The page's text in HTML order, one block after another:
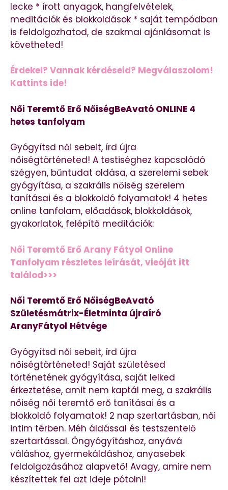
lecke * írott anyagok, hangfelvételek,
meditációk és blokkoldások * saját tempódban
is feldolgozhatod, de szakmai ajánlásomat is
követheted!
Érdekel? Vannak kérdéseid? Megválaszolom!
Kattints ide!
Női Teremtő Erő NőiségBeAvató ONLINE 4
hetes tanfolyam
Gyógyítsd női sebeit, írd újra
nőiségtörténeted! A testiséghez kapcsolódó
szégyen, bűntudat oldása, a szerelemi sebek
gyógyítása, a szakrális nőiség szerelem
tanításai és a blokkoldó folyamatok! 4 hetes
online tanfolam, előadások, blokkoldások,
gyakorlatok, felépítő meditációk:
Női Teremtő Erő Arany Fátyol Online
Tanfolyam részletes leírását, vieóját itt
találod>>>
Női Teremtő Erő NőiségBeAvató
Születésmátrix-Életminta újraíró
AranyFátyol Hétvége
Gyógyítsd női sebeit, írd újra
nőiségtörténeted! Saját születésed
történetének gyógyítása, saját lelked
érkeztetése, amit nem kaptál meg, a szakrális
nőiség női teremtő erő tanításai és a
blokkoldó folyamatok! 2 nap szertartásban, női
intim térben. Méh áldással és testszentelő
szertartással. Öngyógyításhoz, anyává
váláshoz, gyermekáldáshoz, anyasebek
feldolgozásához alapvető! Avagy, amire nem
készítettek fel azt ideje pótolni!